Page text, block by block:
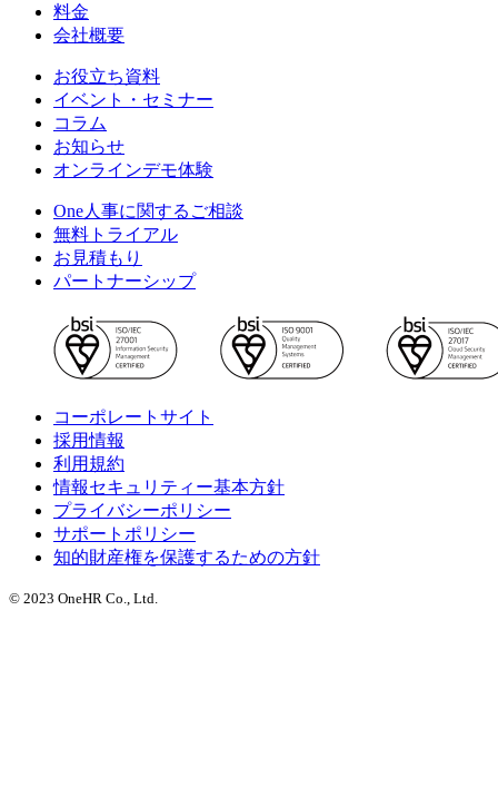
料金
会社概要
お役立ち資料
イベント・セミナー
コラム
お知らせ
オンラインデモ体験
One人事に関するご相談
無料トライアル
お見積もり
パートナーシップ
コーポレートサイト
採用情報
利用規約
情報セキュリティー基本方針
プライバシーポリシー
サポートポリシー
知的財産権を保護するための方針
© 2023 OneHR Co., Ltd.